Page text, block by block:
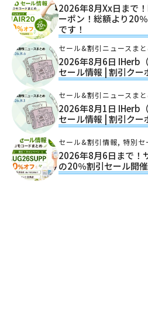
2026年8月xx日まで
ーポン！総額より20
です！
セール&割引ニュースまと
2026年8月6日 IHerb
セール情報 | 割引クー
セール&割引ニュースまと
2026年8月1日 IHerb
セール情報 | 割引クー
セール&割引情報, 特別セ
2026年8月6日まで！
の20％割引セール開